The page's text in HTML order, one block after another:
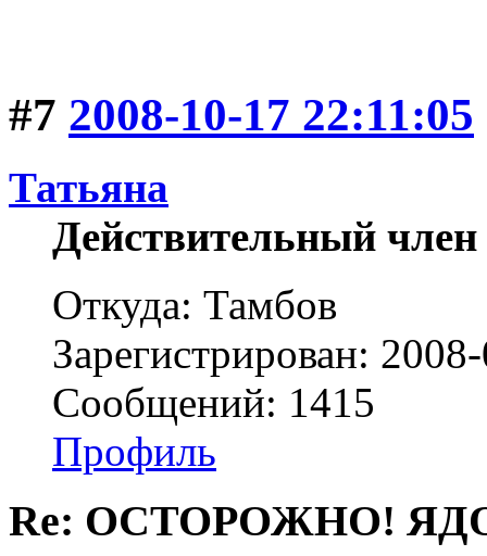
#7 2008-10-17 22:11:05
Татьяна
Действительный член
Откуда: Тамбов
Зарегистрирован:
Сообщений: 1415
Профиль
Re: ОСТОРОЖНО!